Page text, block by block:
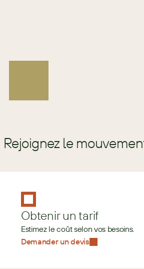
le
Obtenir un tarif
Estimez le coût selon vos besoins.
Demander un devis